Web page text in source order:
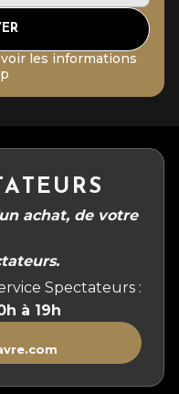
les informations
achat, de votre
Spectateurs :
à 19h